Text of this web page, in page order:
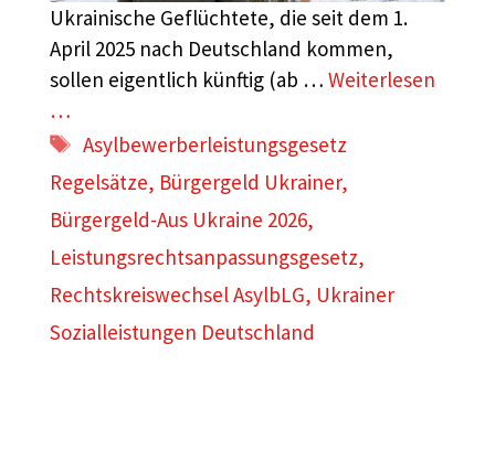
Ukrainische Geflüchtete, die seit dem 1.
April 2025 nach Deutschland kommen,
sollen eigentlich künftig (ab … Weiterlesen
…
Schlagwörter
Asylbewerberleistungsgesetz
Regelsätze, Bürgergeld Ukrainer,
Bürgergeld-Aus Ukraine 2026,
Leistungsrechtsanpassungsgesetz,
Rechtskreiswechsel AsylbLG, Ukrainer
Sozialleistungen Deutschland